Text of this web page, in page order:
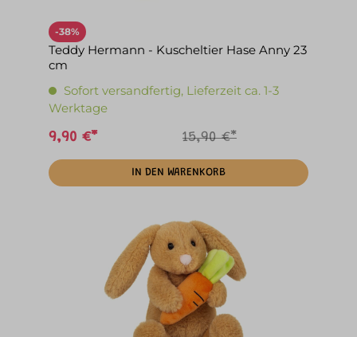
-38%
Teddy Hermann - Kuscheltier Hase Anny 23
cm
Sofort versandfertig, Lieferzeit ca. 1-3
Werktage
9,90 €* 15,90 €*
IN DEN WARENKORB